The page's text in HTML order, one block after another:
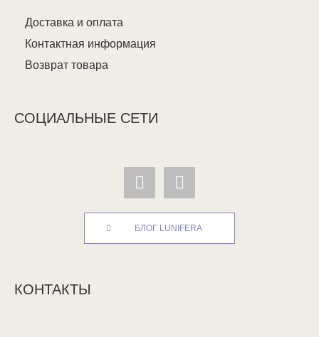
Доставка и оплата
Контактная информация
Возврат товара
СОЦИАЛЬНЫЕ СЕТИ
БЛОГ LUNIFERA
КОНТАКТЫ